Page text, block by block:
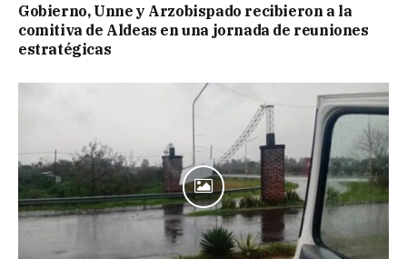
Gobierno, Unne y Arzobispado recibieron a la
comitiva de Aldeas en una jornada de reuniones
estratégicas